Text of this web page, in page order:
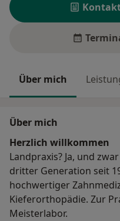
Über mich
Über mich
Herzlich willkommen
Landpraxis? Ja, und
dritter Generation seit
hochwertiger
Kieferorthopädie. Zur
Meisterlabor.